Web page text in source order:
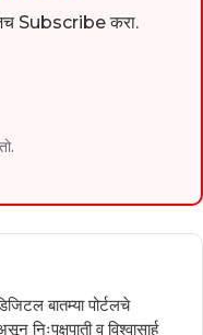
Subscribe करा.
बातम्या पोर्टलचे
व विश्वासार्ह